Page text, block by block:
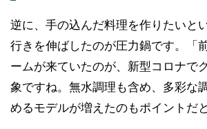
逆に、手の込んだ料理を作りたいと
行きを伸ばしたのが圧力鍋です。「
ームが来ていたのが、新型コロナで
象ですね。無水調理も含め、多彩な
めるモデルが増えたのもポイントだ